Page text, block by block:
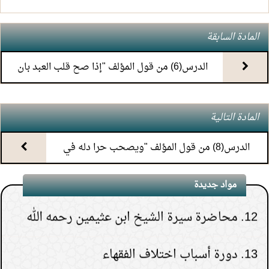
المادة السابقة
الدرس(6) من قول المؤلف "إذا صح قلب العبد بان
ارتحاله"
المادة التالية
الدرس(8) من قول المؤلف "ويصحب حرا دله في
طريقه"
مواد جديدة
7. (4) التعليق على كتاب الحج من الكافي
8. (3) التعليق على كتاب الحج من الكافي
9. (2) التعليق على كتاب الحج من الكافي
10. (1) التعليق على كتاب الحج من الكافي
11. محاضرة أحكام المواقيت
12. محاضرة سيرة الشيخ ابن عثيمين رحمه الله
1. هل يشعر الميت بمن حوله قبل دفنه.
( عدد المشاهدات263299 ) 2. هل قولهم(تفاءلوا